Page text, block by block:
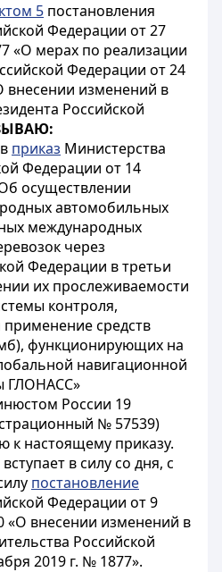
5 постановления
Федерации от 27
«О мерах по реализации
Федерации от 24
внесении изменений в
Российской
в приказ Министерства
Федерации от 14
осуществлении
автомобильных
международных
через
Федерации в третьи
их прослеживаемости
контроля,
средств
функционирующих на
навигационной
ГЛОНАСС»
России 19
№ 57539)
к настоящему приказу.
в силу со дня, с
постановление
Федерации от 9
«О внесении изменений в
Российской
2019 г. № 1877».